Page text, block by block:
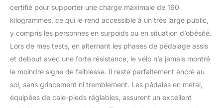
l'échauffement, 20-50 %
pour la course, 50-75 %
pour la combustion des
graisses, et 75-100 %
pour le renforcement
musculaire. Cette
variation de résistance
de 0 à 100 % correspond
aux programmes
d'exercice quotidiens
certifié pour supporter une charge maximale de 160
kilogrammes, ce qui le rend accessible à un très large public,
y compris les personnes en surpoids ou en situation d’obésité.
Lors de mes tests, en alternant les phases de pédalage assis
et debout avec une forte résistance, le vélo n’a jamais montré
le moindre signe de faiblesse. Il reste parfaitement ancré au
sol, sans grincement ni tremblement. Les pédales en métal,
équipées de cale-pieds réglables, assurent un excellent